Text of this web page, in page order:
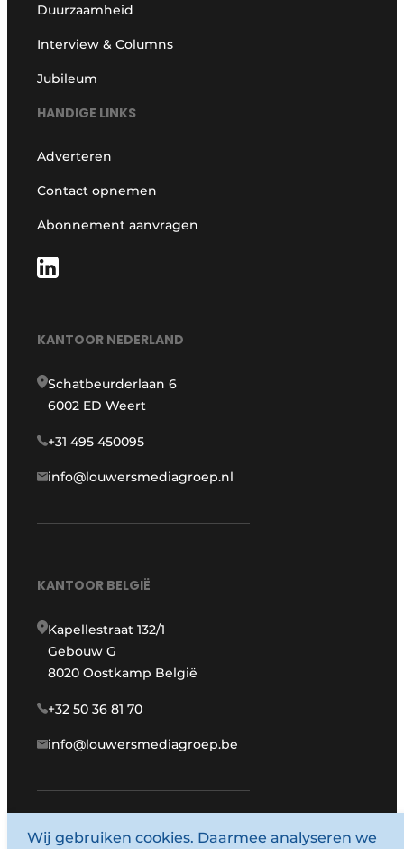
Duurzaamheid
Interview & Columns
Jubileum
HANDIGE LINKS
Adverteren
Contact opnemen
Abonnement aanvragen
KANTOOR NEDERLAND
Schatbeurderlaan 6
6002 ED Weert
+31 495 450095
info@louwersmediagroep.nl
KANTOOR BELGIË
Kapellestraat 132/1
Gebouw G
8020 Oostkamp België
+32 50 36 81 70
info@louwersmediagroep.be
www.louwersmediagroep.com
Wij gebruiken cookies. Daarmee analyseren we